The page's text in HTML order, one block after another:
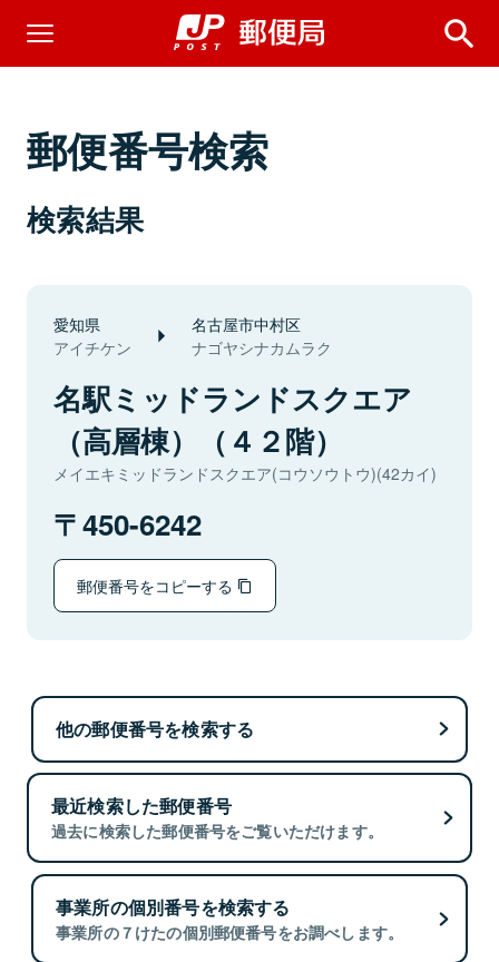
郵便番号検索
検索結果
愛知県
アイチケン
名古屋市中村区
ナゴヤシナカムラク
名駅ミッドランドスクエア
（高層棟）（４２階）
メイエキミッドランドスクエア(コウソウトウ)(42カイ)
450-6242
郵便番号をコピーする
他の郵便番号を検索する
最近検索した郵便番号
過去に検索した郵便番号をご覧いただけます。
事業所の個別番号を検索する
事業所の７けたの個別郵便番号をお調べします。